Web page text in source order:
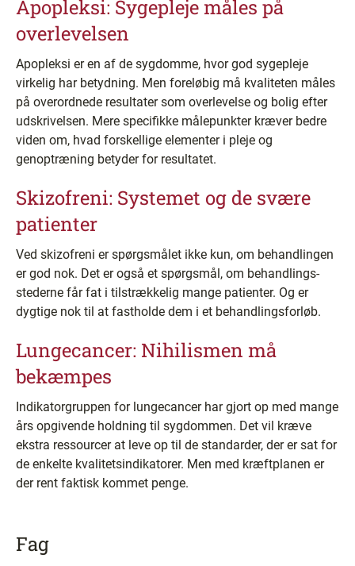
Apopleksi: Sygepleje måles på
overlevelsen
Apopleksi er en af de sygdomme, hvor god sygepleje
virkelig har betydning. Men foreløbig må kvaliteten måles
på overordnede resultater som overlevelse og bolig efter
udskrivelsen. Mere specifikke målepunkter kræver bedre
viden om, hvad forskellige elementer i pleje og
genoptræning betyder for resultatet.
Skizofreni: Systemet og de svære
patienter
Ved skizofreni er spørgsmålet ikke kun, om behandlingen
er god nok. Det er også et spørgsmål, om behandlings-
stederne får fat i tilstrækkelig mange patienter. Og er
dygtige nok til at fastholde dem i et behandlingsforløb.
Lungecancer: Nihilismen må
bekæmpes
Indikatorgruppen for lungecancer har gjort op med mange
års opgivende holdning til sygdommen. Det vil kræve
ekstra ressourcer at leve op til de standarder, der er sat for
de enkelte kvalitetsindikatorer. Men med kræftplanen er
der rent faktisk kommet penge.
Fag